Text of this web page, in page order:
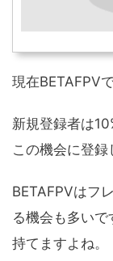
現在BETAFPV
新規登録者は
この機会に登録
BETAFPVはフ
る機会も多い
持てますよね。